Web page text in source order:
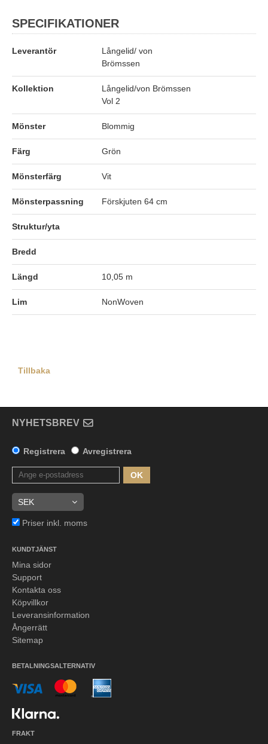
SPECIFIKATIONER
Leverantör
Långelid/ von
Brömssen
Kollektion
Långelid/von Brömssen
Vol 2
Mönster Blommig
Färg Grön
Mönsterfärg Vit
Mönsterpassning Förskjuten 64 cm
Struktur/yta
Bredd
Längd 10,05 m
Lim NonWoven
Tillbaka
NYHETSBREV
Registrera Avregistrera
OK
Priser inkl. moms
KUNDTJÄNST
Mina sidor
Support
Kontakta oss
Köpvillkor
Leveransinformation
Ångerrätt
Sitemap
BETALNINGSALTERNATIV
FRAKT